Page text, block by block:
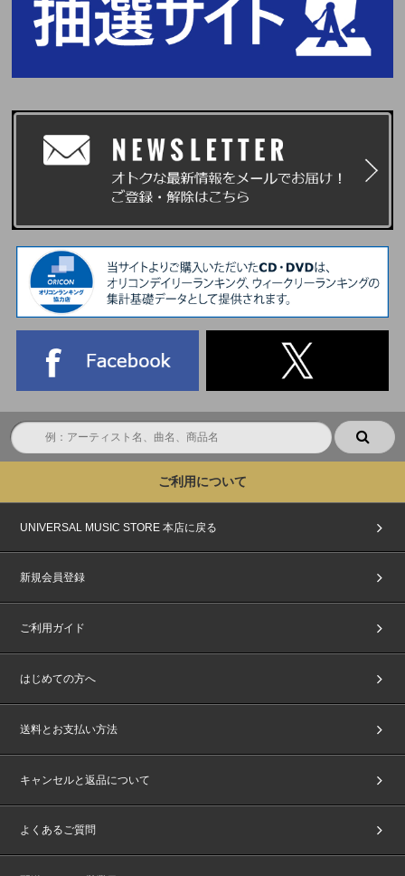
ご利用について
UNIVERSAL MUSIC STORE 本店に戻る
新規会員登録
ご利用ガイド
はじめての方へ
送料とお支払い方法
キャンセルと返品について
よくあるご質問